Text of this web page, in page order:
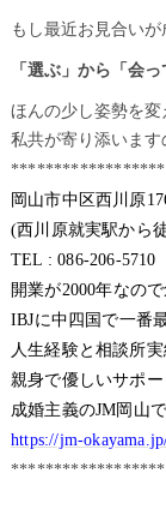
もし最近お見合いが
「選ぶ」から「会
ほんの少し姿勢を変
私共が寄り添います
岡山市中区西川原
(西川原就実駅から
TEL : 086-206-5710
開業が2000年なの
IBJに中四国で一番
人生経験と相談所
親身で優しいサポ
成婚主義のJM岡山
https://jm-